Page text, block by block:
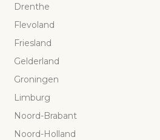
Drenthe
Flevoland
Friesland
Gelderland
Groningen
Limburg
Noord-Brabant
Noord-Holland